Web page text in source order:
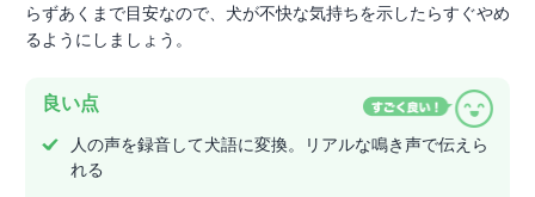
らずあくまで目安なので、犬が不快な気持ちを示したらすぐやめ
るようにしましょう。
良い点
人の声を録音して犬語に変換。リアルな鳴き声で伝えら
れる